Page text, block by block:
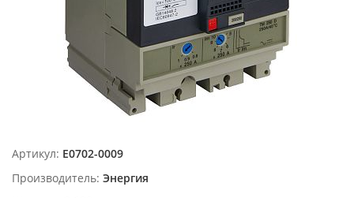
Артикул: Е0702-0009
Производитель: Энергия